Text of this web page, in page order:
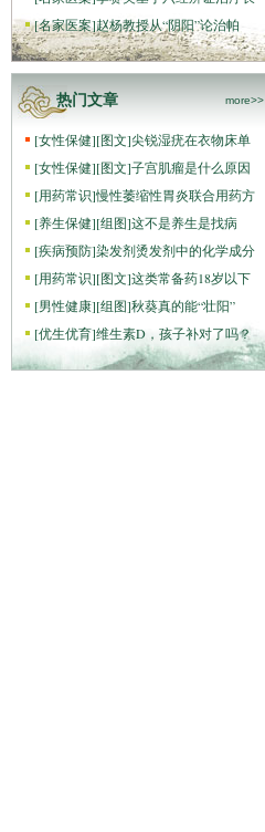
[名家医案]赵杨教授从“阴阳”论治帕
热门文章 more>>
[女性保健][图文]尖锐湿疣在衣物床单
[女性保健][图文]子宫肌瘤是什么原因
[用药常识]慢性萎缩性胃炎联合用药方
[养生保健][组图]这不是养生是找病
[疾病预防]染发剂烫发剂中的化学成分
[用药常识][图文]这类常备药18岁以下
[男性健康][组图]秋葵真的能“壮阳”
[优生优育]维生素D，孩子补对了吗？